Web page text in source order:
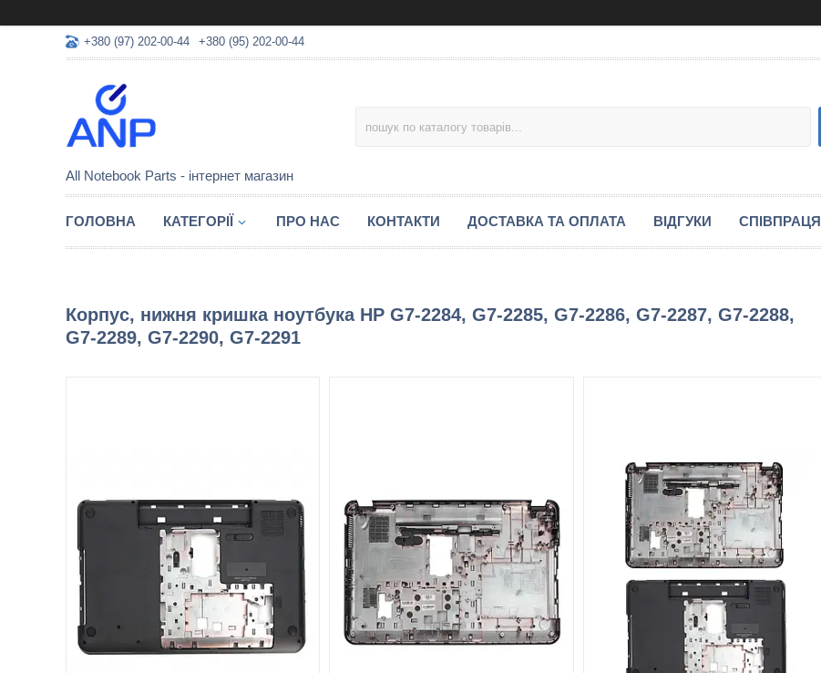
+380 (97) 202-00-44 +380 (95) 202-00-44
All Notebook Parts - інтернет магазин
ГОЛОВНА КАТЕГОРІЇ ПРО НАС КОНТАКТИ ДОСТАВКА ТА ОПЛАТА ВІДГУКИ СПІВПРАЦЯ
Корпус, нижня кришка ноутбука HP G7-2284, G7-2285, G7-2286, G7-2287, G7-2288,
G7-2289, G7-2290, G7-2291